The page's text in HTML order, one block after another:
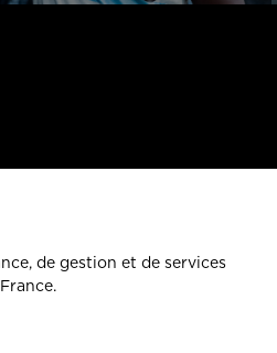
de gestion et de services